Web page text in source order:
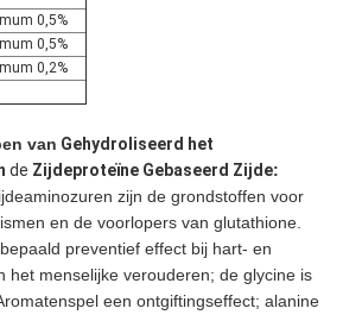
0,5%
0,5%
0,2%
van Gehydroliseerd het
de Zijdeproteïne Gebaseerd Zijde:
zijn de grondstoffen voor
en de voorlopers van glutathione.
preventief effect bij hart- en
het menselijke verouderen; de glycine is
een ontgiftingseffect; alanine